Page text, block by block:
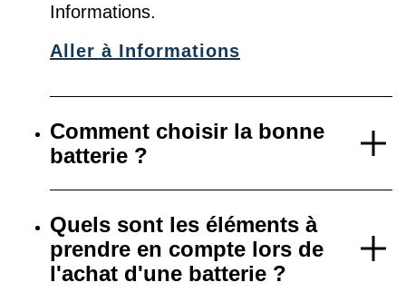
Informations.
Aller à Informations
Comment choisir la bonne
batterie ?
Quels sont les éléments à
prendre en compte lors de
l'achat d'une batterie ?